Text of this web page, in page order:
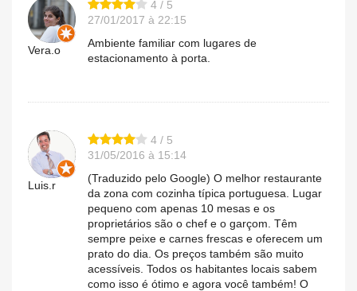
Vera.o
4 / 5
27/01/2017 à 22:15
Ambiente familiar com lugares de
estacionamento à porta.
Luis.r
4 / 5
31/05/2016 à 15:14
(Traduzido pelo Google) O melhor restaurante
da zona com cozinha típica portuguesa. Lugar
pequeno com apenas 10 mesas e os
proprietários são o chef e o garçom. Têm
sempre peixe e carnes frescas e oferecem um
prato do dia. Os preços também são muito
acessíveis. Todos os habitantes locais sabem
como isso é ótimo e agora você também! O